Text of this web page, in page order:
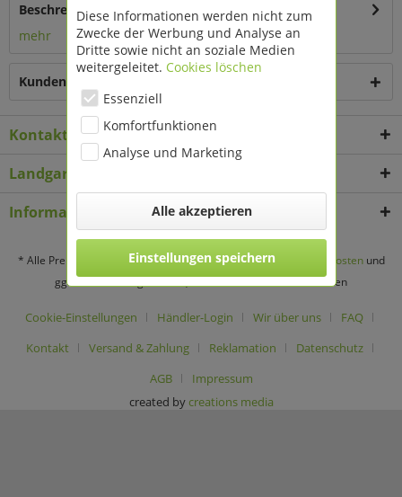
Beschreibung
mehr
Kunden haben sich ebenfalls angesehen
Kontakt
Landgard Deko & Floristikbedarf
Informationen
* Alle Preise verstehen sich zzgl. Mehrwertsteuer und Versandkostenund
ggf. Nachnahmegebühren, wenn nicht anders beschrieben
Cookie-Einstellungen Händler-Login Wir über uns
FAQ
Kontakt
Versand & Zahlung Reklamation
Datenschutz
AGB
Impressum
created by creations media
Diese Informationen werden nicht zum
Zwecke der Werbung und Analyse an
Dritte sowie nicht an soziale Medien
weitergeleitet. Cookies löschen
Essenziell
Komfortfunktionen
Analyse und Marketing
Alle akzeptieren
Einstellungen speichern